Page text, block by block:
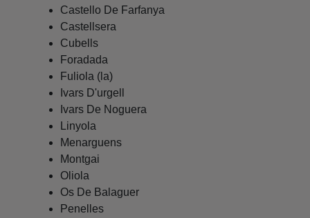
Castello De Farfanya
Castellsera
Cubells
Foradada
Fuliola (la)
Ivars D'urgell
Ivars De Noguera
Linyola
Menarguens
Montgai
Oliola
Os De Balaguer
Penelles